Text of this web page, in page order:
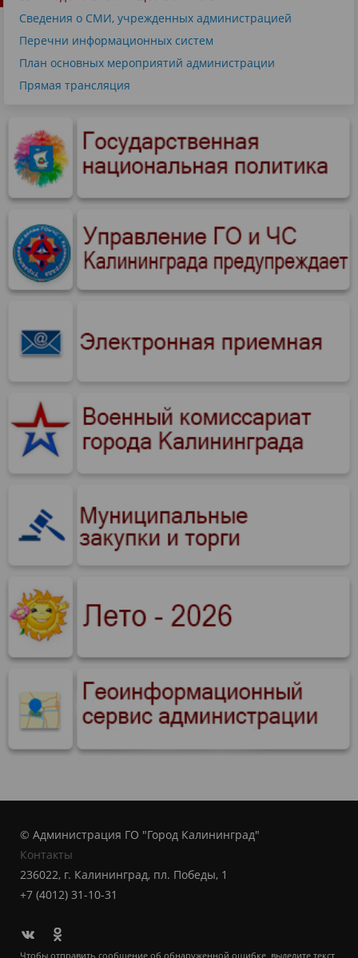
Сведения о СМИ, учрежденных администрацией
Перечни информационных систем
План основных мероприятий администрации
Прямая трансляция
© Администрация ГО "Город Калининград"
Контакты
236022, г. Калининград, пл. Победы, 1
+7 (4012) 31-10-31
Чтобы отправить сообщение об обнаруженной ошибке, выделите текст